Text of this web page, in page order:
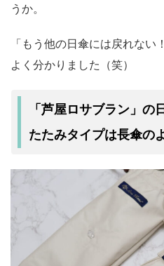
うか。
「もう他の日傘には戻れな
よく分かりました（笑）
「芦屋ロサブラン」
たたみタイプは長傘の